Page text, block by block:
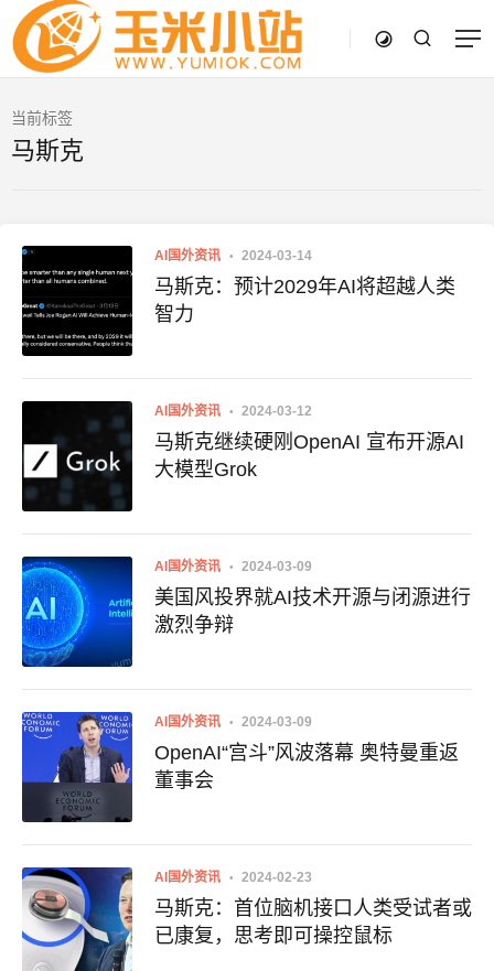
当前标签
马斯克
AI国外资讯 2024-03-14
马斯克：预计2029年AI将超越人类
智力
AI国外资讯 2024-03-12
马斯克继续硬刚OpenAI 宣布开源AI
大模型Grok
AI国外资讯 2024-03-09
美国风投界就AI技术开源与闭源进行
激烈争辩
AI国外资讯 2024-03-09
OpenAI“宫斗”风波落幕 奥特曼重返
董事会
AI国外资讯 2024-02-23
马斯克：首位脑机接口人类受试者或
已康复，思考即可操控鼠标